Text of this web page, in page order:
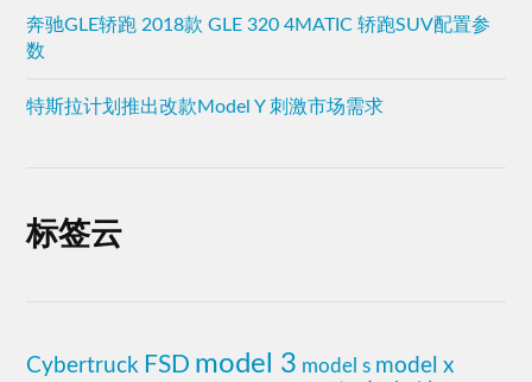
奔驰GLE轿跑 2018款 GLE 320 4MATIC 轿跑SUV配置参
数
特斯拉计划推出改款Model Y 刺激市场需求
标签云
Cybertruck FSD model 3 model s model x